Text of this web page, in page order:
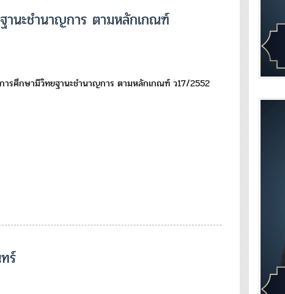
านะชำนาญการ ตามหลักเกณฑ์
ารศึกษามีวิทยฐานะชำนาญการ ตามหลักเกณฑ์ ว17/2552
ร์